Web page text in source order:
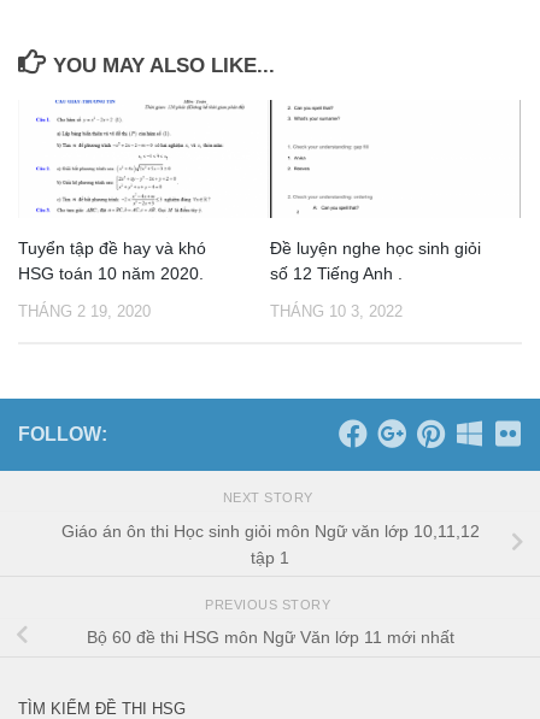
YOU MAY ALSO LIKE...
Tuyển tập đề hay và khó
HSG toán 10 năm 2020.
THÁNG 2 19, 2020
Đề luyện nghe học sinh giỏi
số 12 Tiếng Anh .
THÁNG 10 3, 2022
FOLLOW:
NEXT STORY
Giáo án ôn thi Học sinh giỏi môn Ngữ văn lớp 10,11,12
tập 1
PREVIOUS STORY
Bộ 60 đề thi HSG môn Ngữ Văn lớp 11 mới nhất
TÌM KIẾM ĐỀ THI HSG